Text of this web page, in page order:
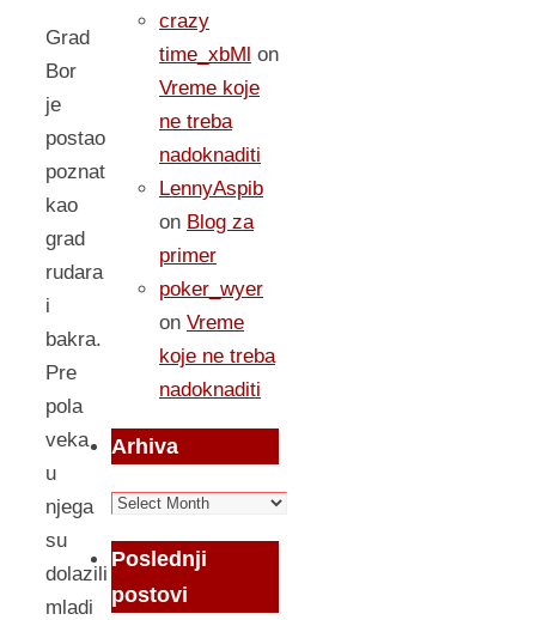
Grad
Bor
je
postao
poznat
kao
grad
rudara
i
bakra.
Pre
pola
veka
u
njega
su
dolazili
mladi
crazy
time_xbMl on
Vreme koje
ne treba
nadoknaditi
LennyAspib
on Blog za
primer
poker_wyer
on Vreme
koje ne treba
nadoknaditi
Arhiva
Arhiva
Poslednji
postovi